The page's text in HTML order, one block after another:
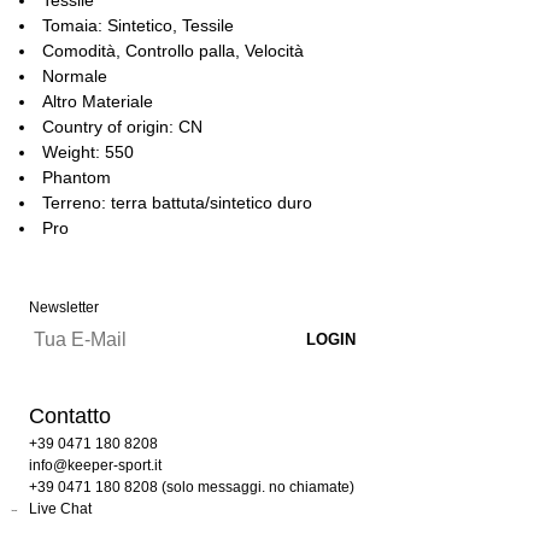
Tomaia: Sintetico, Tessile
Comodità, Controllo palla, Velocità
Normale
Altro Materiale
Country of origin: CN
Weight: 550
Phantom
Terreno: terra battuta/sintetico duro
Pro
Newsletter
Contatto
+39 0471 180 8208
info@keeper-sport.it
+39 0471 180 8208 (solo messaggi. no chiamate)
Live Chat